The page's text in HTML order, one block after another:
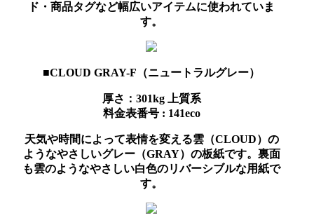
ド・商品タグなど幅広いアイテムに使われていま
す。
■CLOUD GRAY-F（ニュートラルグレー）
厚さ：301kg
上質系
料金表番号 : 141eco
天気や時間によって表情を変える雲（CLOUD）の
ようなやさしいグレー（GRAY）の板紙です。裏面
も雲のようなやさしい白色のリバーシブルな用紙で
す。